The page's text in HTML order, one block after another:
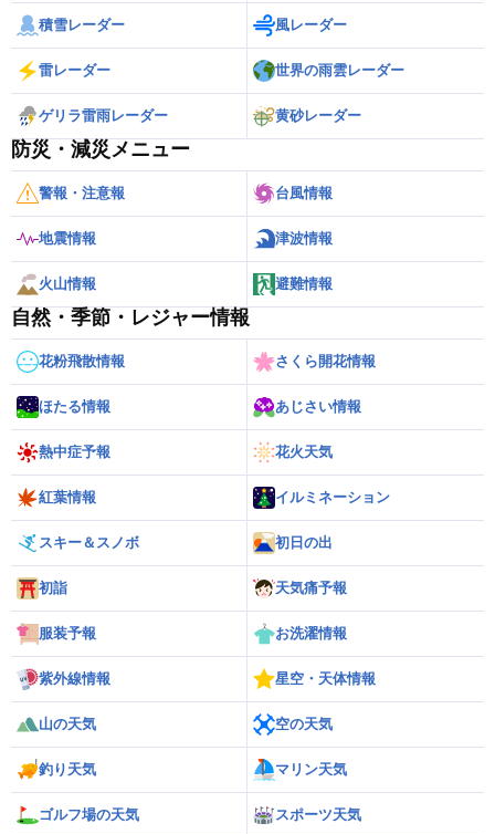
積雪レーダー 風レーダー
雷レーダー 世界の雨雲レーダー
ゲリラ雷雨レーダー 黄砂レーダー
防災・減災メニュー
警報・注意報 台風情報
地震情報 津波情報
火山情報 避難情報
自然・季節・レジャー情報
花粉飛散情報 さくら開花情報
ほたる情報 あじさい情報
熱中症予報 花火天気
紅葉情報 イルミネーション
スキー＆スノボ 初日の出
初詣 天気痛予報
服装予報 お洗濯情報
紫外線情報 星空・天体情報
山の天気 空の天気
釣り天気 マリン天気
ゴルフ場の天気 スポーツ天気